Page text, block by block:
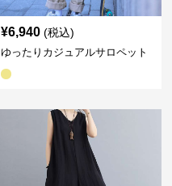
¥6,940 (税込)
ゆったりカジュアルサロペット